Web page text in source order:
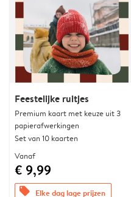
Feestelijke ruitjes
Premium kaart met keuze uit 3
papierafwerkingen
Set van 10 kaarten
Vanaf
€ 9,99
offers Elke dag lage prijzen